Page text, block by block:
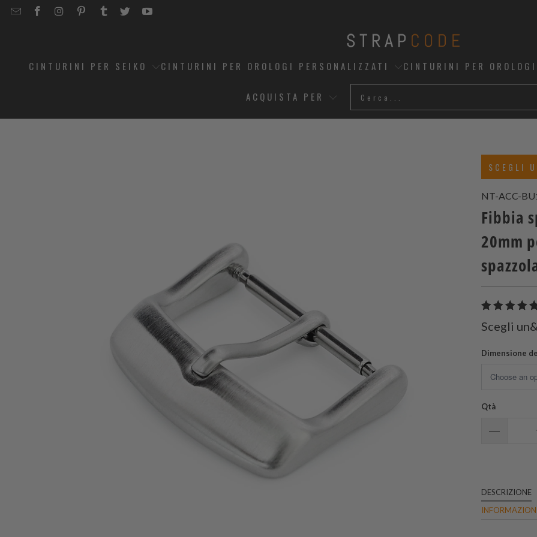
EMAILSTRAPCODE
STRAPCODE
STRAPCODE
STRAPCODE
STRAPCODE
STRAPCODE
CINTURINI PER SEIKO CINTURINI PER OROLOGI PERSONALIZZATI CINTURINI PER
ACQUISTA PER
SCEGLI
NT-ACC-
Fibbia
20mm
Scegli
Dimensione
Qtà
DESCRIZIONE